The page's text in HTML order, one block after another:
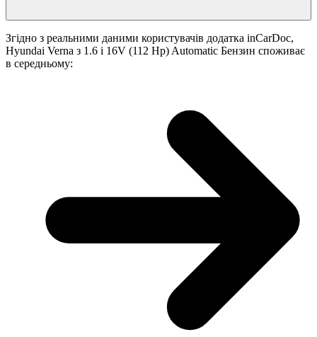
Згідно з реальними даними користувачів додатка inCarDoc,
Hyundai Verna з 1.6 i 16V (112 Hp) Automatic Бензин споживає
в середньому: